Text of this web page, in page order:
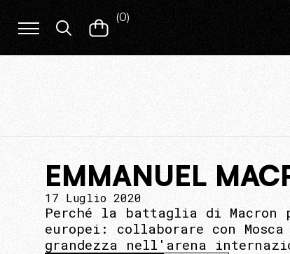
(0)
EMMANUEL
17 Luglio 2020
Perché la battaglia di
europei: collaborare con
grandezza nell'arena